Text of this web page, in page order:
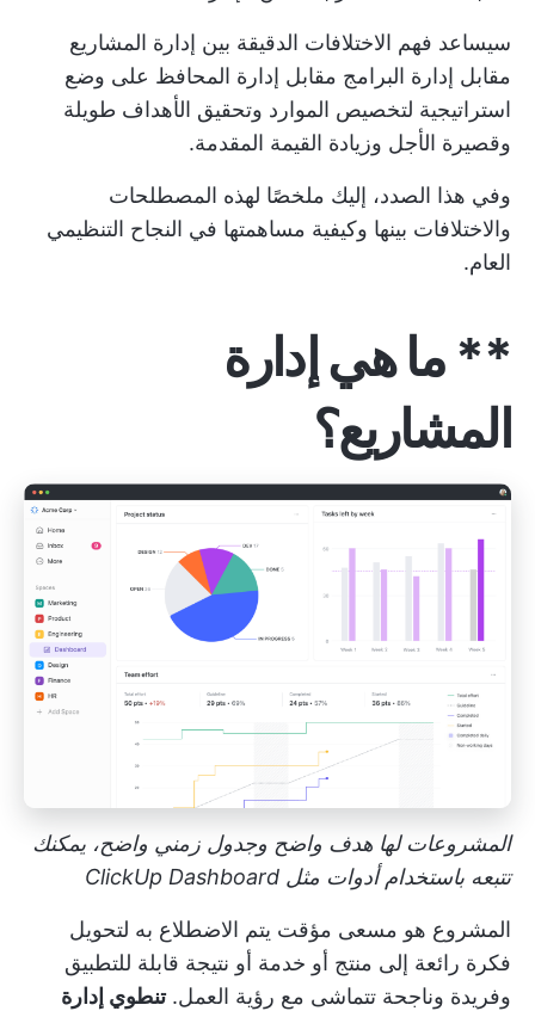
سيساعد فهم الاختلافات الدقيقة بين إدارة المشاريع
مقابل إدارة البرامج مقابل إدارة المحافظ على وضع
استراتيجية لتخصيص الموارد وتحقيق الأهداف طويلة
وقصيرة الأجل وزيادة القيمة المقدمة.
وفي هذا الصدد، إليك ملخصًا لهذه المصطلحات
والاختلافات بينها وكيفية مساهمتها في النجاح التنظيمي
العام.
** ما هي إدارة
المشاريع؟
المشروعات لها هدف واضح وجدول زمني واضح، يمكنك
تتبعه باستخدام أدوات مثل ClickUp Dashboard
المشروع هو مسعى مؤقت يتم الاضطلاع به لتحويل
فكرة رائعة إلى منتج أو خدمة أو نتيجة قابلة للتطبيق
وفريدة وناجحة تتماشى مع رؤية العمل.تنطوي إدارة